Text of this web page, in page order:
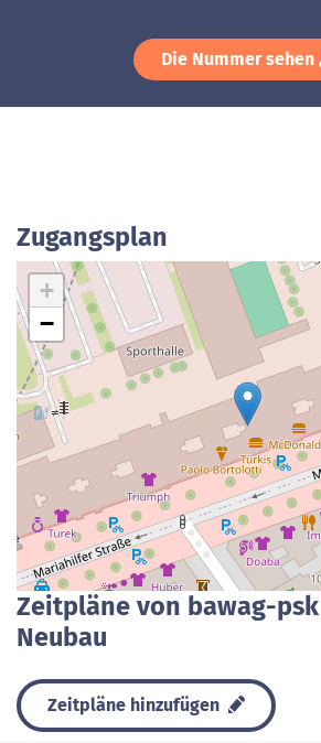
Die Nummer sehen
Zugangsplan
+
−
Zeitpläne von bawag-
Neubau
Zeitpläne hinzufügen